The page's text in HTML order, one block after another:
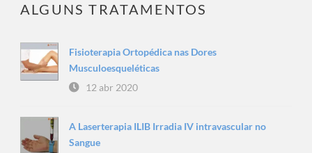
ALGUNS TRATAMENTOS
Fisioterapia Ortopédica nas Dores
Musculoesqueléticas
12 abr 2020
A Laserterapia ILIB Irradia IV intravascular no
Sangue